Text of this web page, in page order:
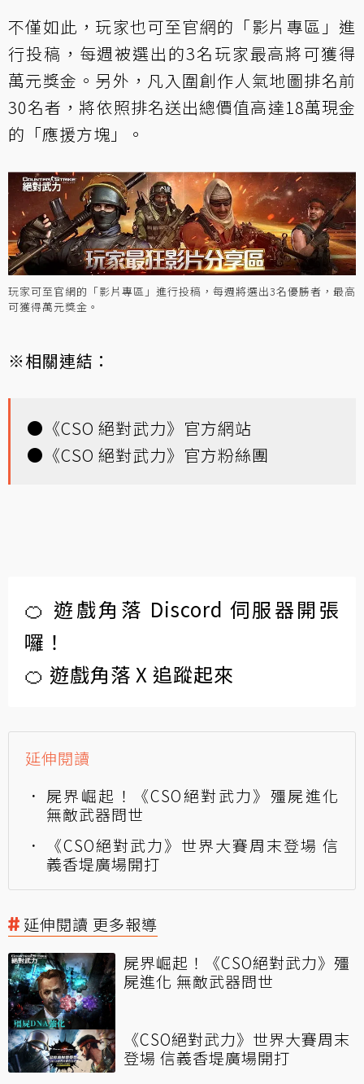
不僅如此，玩家也可至官網的「影片專區」進
行投稿，每週被選出的3名玩家最高將可獲得
萬元獎金。另外，凡入圍創作人氣地圖排名前
30名者，將依照排名送出總價值高達18萬現金
的「應援方塊」。
玩家可至官網的「影片專區」進行投稿，每週將選出3名優勝者，最高
可獲得萬元獎金。
※相關連結：
● 《CSO 絕對武力》官方網站
● 《CSO 絕對武力》官方粉絲團
🍊 遊戲角落 Discord 伺服器開張
囉！
🍊 遊戲角落 X 追蹤起來
延伸閱讀
屍界崛起！《CSO絕對武力》殭屍進化
無敵武器問世
《CSO絕對武力》世界大賽周末登場 信
義香堤廣場開打
延伸閱讀 更多報導
屍界崛起！《CSO絕對武力》殭
屍進化 無敵武器問世
《CSO絕對武力》世界大賽周末
登場 信義香堤廣場開打